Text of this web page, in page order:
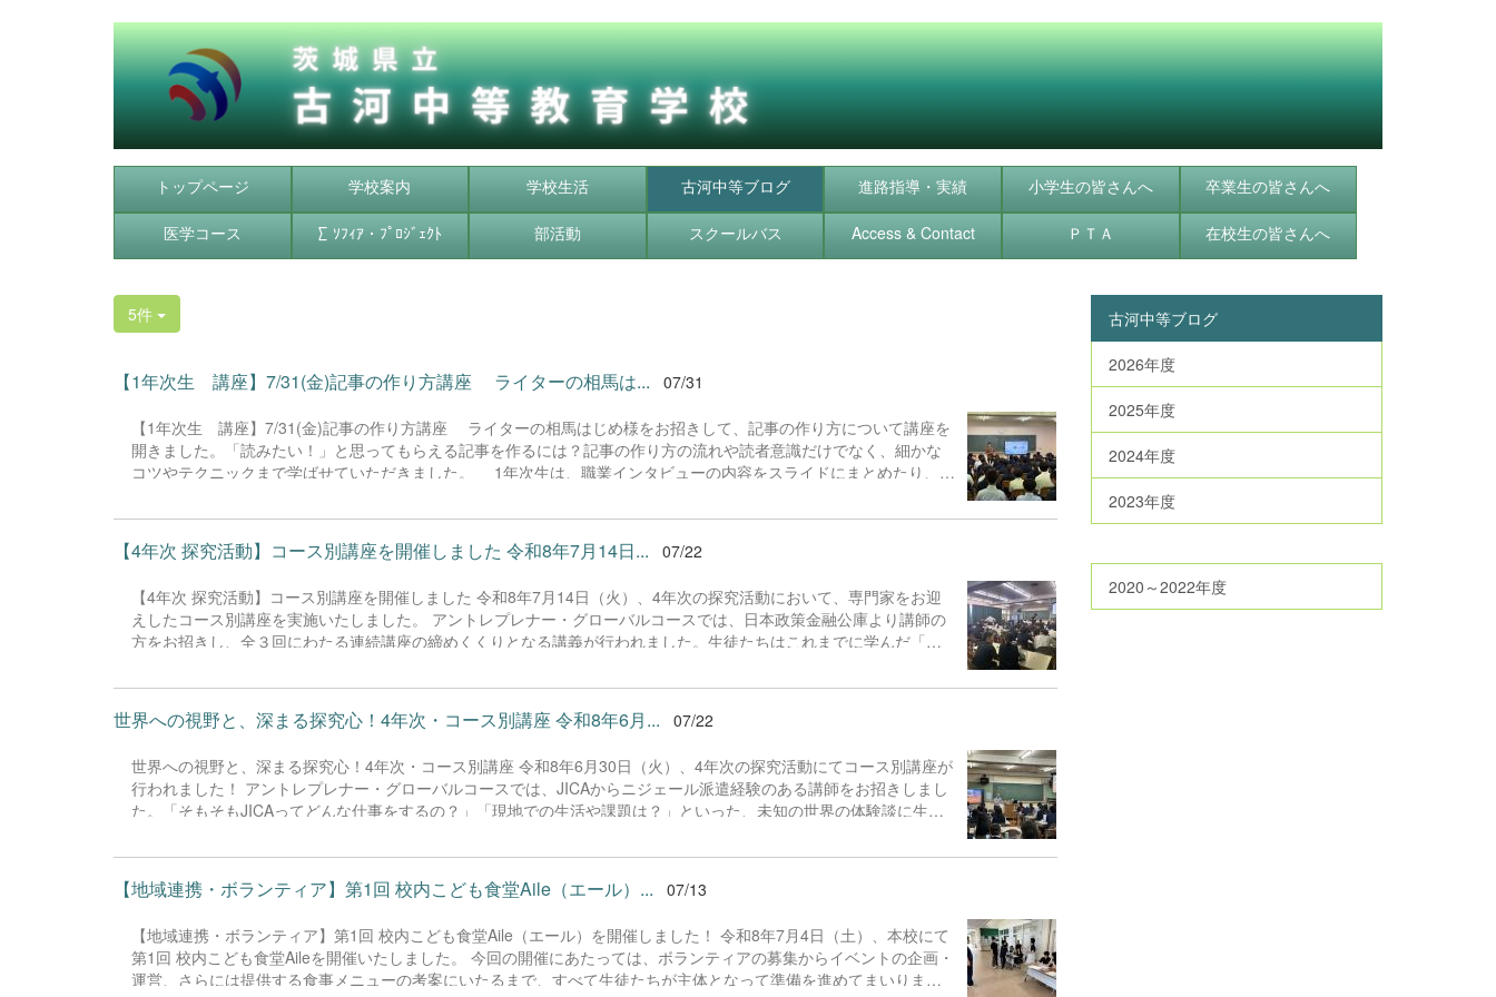
トップページ 学校案内 学校生活 古河中等ブログ 進路指導・実績 小学生の皆さんへ 卒業生の皆さんへ
医学コース ∑ ｿﾌｨｱ・ﾌﾟﾛｼﾞｪｸﾄ 部活動 スクールバス Access & Contact ＰＴＡ 在校生の皆さんへ
5件
【1年次生 講座】7/31(金)記事の作り方講座 ライターの相馬は... 07/31
【1年次生 講座】7/31(金)記事の作り方講座 ライターの相馬はじめ様をお招きして、記事の作り方について講座を
開きました。「読みたい！」と思ってもらえる記事を作るには？記事の作り方の流れや読者意識だけでなく、細かな
コツやテクニックまで学ばせていただきました。 1年次生は、職業インタビューの内容をスライドにまとめたり、職
も定まります。ぜひ、今後の探究活動に生かしていきたいところです。
【4年次 探究活動】コース別講座を開催しました 令和8年7月14日... 07/22
【4年次 探究活動】コース別講座を開催しました 令和8年7月14日（火）、4年次の探究活動において、専門家をお迎
えしたコース別講座を実施いたしました。 アントレプレナー・グローバルコースでは、日本政策金融公庫より講師の
方をお招きし、全３回にわたる連続講座の締めくくりとなる講義が行われました。生徒たちはこれまでに学んだ「ア
ションプランを具体化させました。 サイエンス・テクノロジーコースでは、株式会社followより講師陣をお迎えし、2
回目となるドローン演習を実施しました。今回は前回よりも複雑な動きのプログラミングに挑戦。シミュレーター上
の計算と実機の挙動とのギャップに試行錯誤を重ねながらも、自分たちのプログラムで実物が思い通りに動く楽しさ
世界への視野と、深まる探究心！4年次・コース別講座 令和8年6月... 07/22
世界への視野と、深まる探究心！4年次・コース別講座 令和8年6月30日（火）、4年次の探究活動にてコース別講座が
行われました！ アントレプレナー・グローバルコースでは、JICAからニジェール派遣経験のある講師をお招きしまし
た。「そもそもJICAってどんな仕事をするの？」「現地での生活や課題は？」といった、未知の世界の体験談に生徒
間となりました。 サイエンス・テクノロジーコースでは、東京学芸大学の小林晋平教授と学生の皆さんのサポートの
もと、各グループで選択した実験に取り組みました。早いもので、この実験講座も次回が最終回！プロのアドバイス
を受けながら、どの班も集中力を高め、熱気あふれる雰囲気で実験を進めていました。
【地域連携・ボランティア】第1回 校内こども食堂Aile（エール）... 07/13
【地域連携・ボランティア】第1回 校内こども食堂Aile（エール）を開催しました！ 令和8年7月4日（土）、本校にて
第1回 校内こども食堂Aileを開催いたしました。 今回の開催にあたっては、ボランティアの募集からイベントの企画・
運営、さらには提供する食事メニューの考案にいたるまで、すべて生徒たちが主体となって準備を進めてまいりまし
古河中等ブログ
2026年度
2025年度
2024年度
2023年度
2020～2022年度